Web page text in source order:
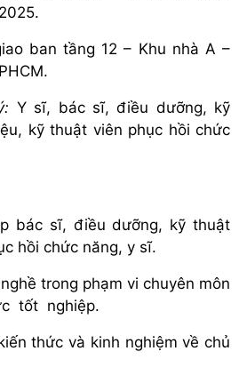
ban tầng 12 – Khu nhà A –
Y sĩ, bác sĩ, điều dưỡng, kỹ
kỹ thuật viên phục hồi chức
bác sĩ, điều dưỡng, kỹ thuật
hồi chức năng, y sĩ.
trong phạm vi chuyên môn
tốt nghiệp.
thức và kinh nghiệm về chủ